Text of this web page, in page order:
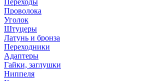
Переходы
Проволока
Уголок
Штуцеры
Латунь и бронза
Переходники
Адаптеры
Гайки, заглушки
Ниппеля